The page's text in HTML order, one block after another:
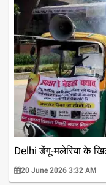
Delhi डेंगू-मलेरिया के
20 June 2026 3:32 AM